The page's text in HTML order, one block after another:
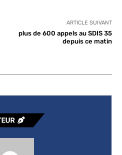
ARTICLE SUIVANT
plus de 600 appels au SDIS 35
depuis ce matin